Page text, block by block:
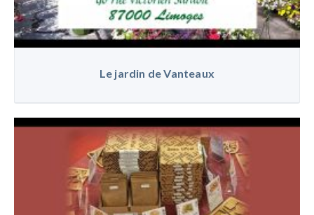
Le jardin de Vanteaux